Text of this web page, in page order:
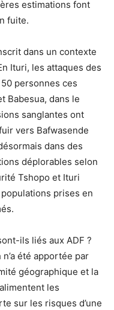
estimations font
fuite.
dans un contexte
Ituri, les attaques des
personnes ces
Babesua, dans le
sanglantes ont
vers Bafwasende
dans des
déplorables selon
Tshopo et Ituri
populations prises en
ils liés aux ADF ?
été apportée par
géographique et la
les
sur les risques d’une